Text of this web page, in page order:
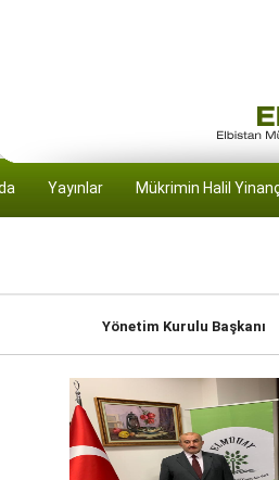
Yayınlar Mükrimin Halil
Yönetim Kurulu Başkanı